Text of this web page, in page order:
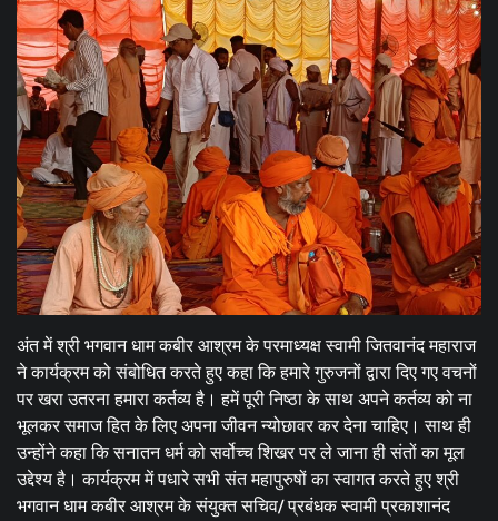
अंत में श्री भगवान धाम कबीर आश्रम के परमाध्यक्ष स्वामी जितवानंद महाराज
ने कार्यक्रम को संबोधित करते हुए कहा कि हमारे गुरुजनों द्वारा दिए गए वचनों
पर खरा उतरना हमारा कर्तव्य है। हमें पूरी निष्ठा के साथ अपने कर्तव्य को ना
भूलकर समाज हित के लिए अपना जीवन न्योछावर कर देना चाहिए। साथ ही
उन्होंने कहा कि सनातन धर्म को सर्वोच्च शिखर पर ले जाना ही संतों का मूल
उद्देश्य है। कार्यक्रम में पधारे सभी संत महापुरुषों का स्वागत करते हुए श्री
भगवान धाम कबीर आश्रम के संयुक्त सचिव/ प्रबंधक स्वामी प्रकाशानंद